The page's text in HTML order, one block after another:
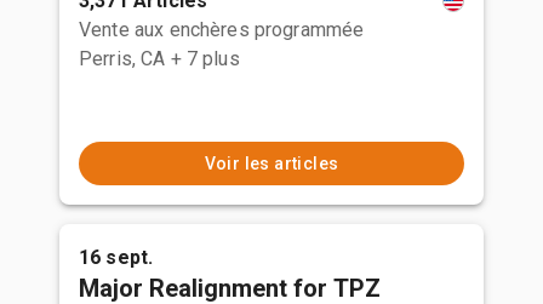
Vente aux enchères programmée
Perris, CA + 7 plus
Voir les articles
16 sept.
Major Realignment for TPZ